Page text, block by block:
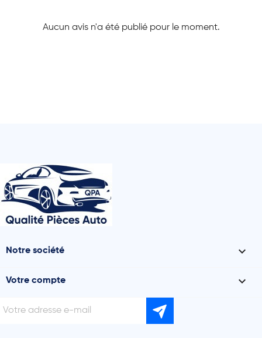
Aucun avis n'a été publié pour le moment.
Notre société 
Votre compte 